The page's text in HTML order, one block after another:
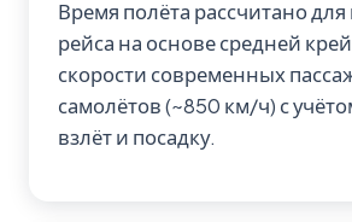
Время полёта рассчитано
рейса на основе средней
скорости современных
самолётов (~850 км/ч) с
взлёт и посадку.